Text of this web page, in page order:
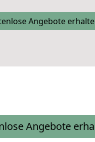
Angebote
Angebote